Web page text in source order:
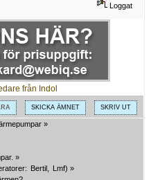
Loggat
SKICKA ÄMNET SKRIV UT
»
»
Bertil Lmf) »